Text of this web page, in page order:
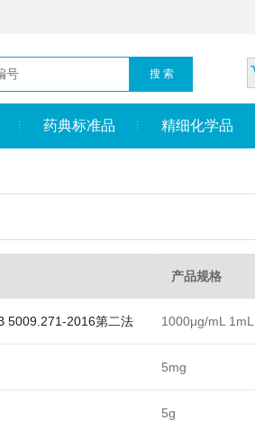
药典标准品 精细化学品
产品规格
5009.271-2016第二法 1000μg/mL 1mL
5mg
5g